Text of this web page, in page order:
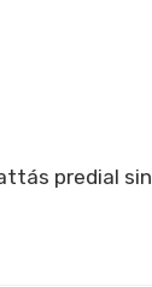
predial sin